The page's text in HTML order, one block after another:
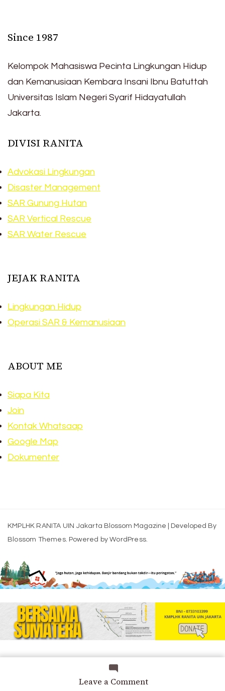
Leave a Commenton
Since 1987
Kelompok Mahasiswa Pecinta Lingkungan Hidup
dan Kemanusiaan Kembara Insani Ibnu Batuttah
Universitas Islam Negeri Syarif Hidayatullah
Jakarta.
DIVISI RANITA
Advokasi Lingkungan
Disaster Management
SAR Gunung Hutan
SAR Vertical Rescue
SAR Water Rescue
JEJAK RANITA
Lingkungan Hidup
Operasi SAR & Kemanusiaan
ABOUT ME
Siapa Kita
Join
Kontak Whatsaap
Google Map
Dokumenter
KMPLHK RANITA UIN Jakarta Blossom Magazine | Developed By
Blossom Themes. Powered byWordPress.